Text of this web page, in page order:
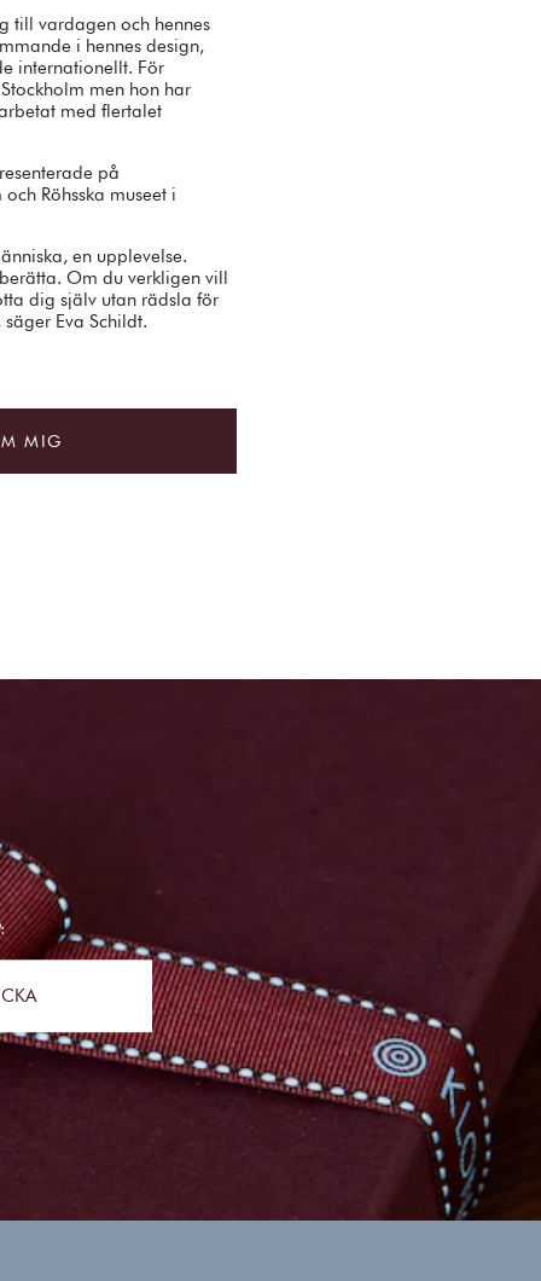
till vardagen och hennes
i hennes design,
internationellt. För
men hon har
med flertalet
på
Röhsska museet i
en upplevelse.
Om du verkligen vill
dig själv utan rädsla för
Eva Schildt.
MIG